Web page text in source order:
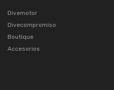
Divemotor
Divecompromiso
Boutique
Accesorios